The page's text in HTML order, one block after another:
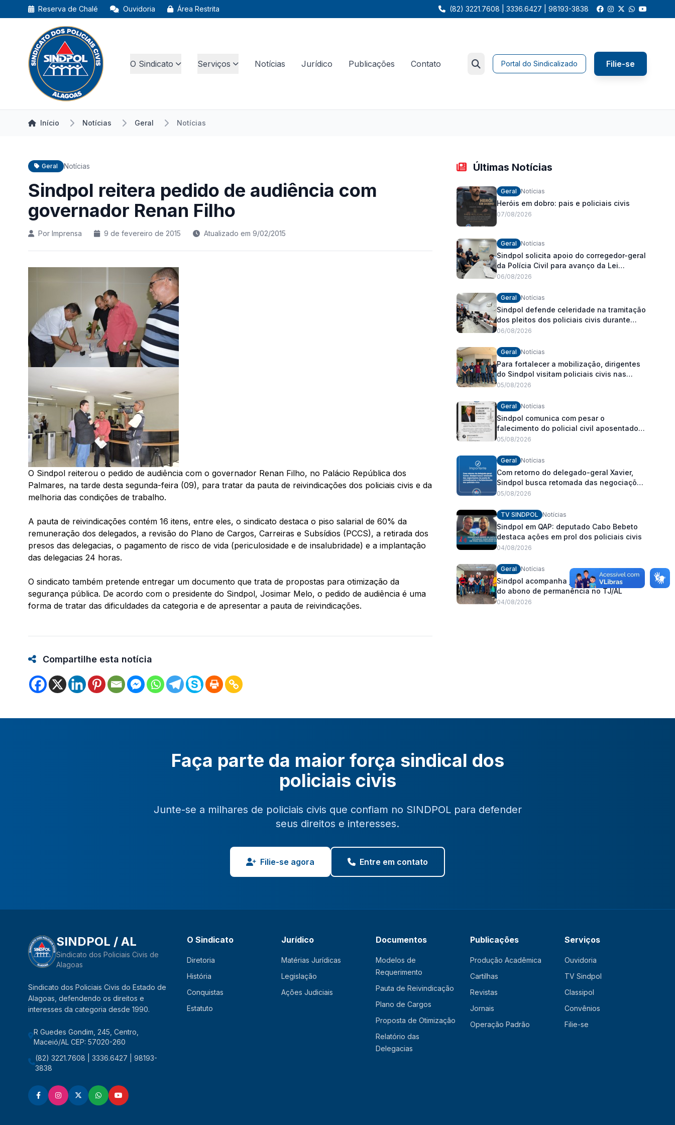
Reserva de Chalé Ouvidoria Área Restrita (82) 3221.7608 | 3336.6427 | 98193-3838
O Sindicato Serviços Notícias Jurídico Publicações Contato Portal do Sindicalizado Filie-se
Início Notícias Geral Notícias
Geral Notícias
Sindpol reitera pedido de audiência com
governador Renan Filho
Por Imprensa 9 de fevereiro de 2015 Atualizado em 9/02/2015
O Sindpol reiterou o pedido de audiência com o governador Renan Filho, no Palácio República dos
Palmares, na tarde desta segunda-feira (09), para tratar da pauta de reivindicações dos policiais civis e da
melhoria das condições de trabalho.
A pauta de reivindicações contém 16 itens, entre eles, o sindicato destaca o piso salarial de 60% da
remuneração dos delegados, a revisão do Plano de Cargos, Carreiras e Subsídios (PCCS), a retirada dos
presos das delegacias, o pagamento de risco de vida (periculosidade e de insalubridade) e a implantação
das delegacias 24 horas.
O sindicato também pretende entregar um documento que trata de propostas para otimização da
segurança pública. De acordo com o presidente do Sindpol, Josimar Melo, o pedido de audiência é uma
forma de tratar das dificuldades da categoria e de apresentar a pauta de reivindicações.
Compartilhe esta notícia
Últimas Notícias
Geral Notícias
Heróis em dobro: pais e policiais civis
07/08/2026
Geral Notícias
Sindpol solicita apoio do corregedor-geral
da Polícia Civil para avanço da Lei
Orgânica Estadual
06/08/2026
Geral Notícias
Sindpol defende celeridade na tramitação
dos pleitos dos policiais civis durante
visita às delegacias
06/08/2026
Geral Notícias
Para fortalecer a mobilização, dirigentes
do Sindpol visitam policiais civis nas
delegacias
05/08/2026
Geral Notícias
Sindpol comunica com pesar o
falecimento do policial civil aposentado
Dagoberto Carlos Romeiro
05/08/2026
Geral Notícias
Com retorno do delegado-geral Xavier,
Sindpol busca retomada das negociações
da pauta de reivindicações e
05/08/2026
TV SINDPOL Notícias
Sindpol em QAP: deputado Cabo Bebeto
destaca ações em prol dos policiais civis
04/08/2026
Geral Notícias
Sindpol acompanha julgamento da ação
do abono de permanência no TJ/AL
04/08/2026
Faça parte da maior força sindical dos
policiais civis
Junte-se a milhares de policiais civis que confiam no SINDPOL para defender
seus direitos e interesses.
Filie-se agora Entre em contato
SINDPOL / AL
Sindicato dos Policiais Civis de
Alagoas
Sindicato dos Policiais Civis do Estado de
Alagoas, defendendo os direitos e
interesses da categoria desde 1990.
R Guedes Gondim, 245, Centro,
Maceió/AL CEP: 57020-260
(82) 3221.7608 | 3336.6427 | 98193-
3838
O Sindicato
Diretoria
História
Conquistas
Estatuto
Jurídico
Matérias Jurídicas
Legislação
Ações Judiciais
Documentos
Modelos de
Requerimento
Pauta de Reivindicação
Plano de Cargos
Proposta de Otimização
Relatório das
Delegacias
Publicações
Produção Acadêmica
Cartilhas
Revistas
Jornais
Operação Padrão
Serviços
Ouvidoria
TV Sindpol
Classipol
Convênios
Filie-se